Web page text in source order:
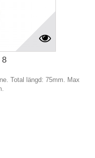
8
Total längd: 75mm. Max